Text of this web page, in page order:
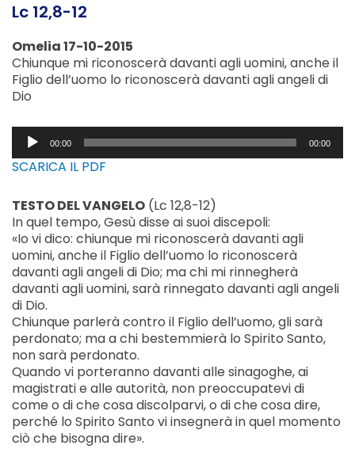
Lc 12,8-12
Omelia 17-10-2015
Chiunque mi riconoscerà davanti agli uomini, anche il
Figlio dell’uomo lo riconoscerà davanti agli angeli di
Dio
Audio
Player00:00 00:00
SCARICA IL PDF
TESTO DEL VANGELO (Lc 12,8-12)
In quel tempo, Gesù disse ai suoi discepoli:
«Io vi dico: chiunque mi riconoscerà davanti agli
uomini, anche il Figlio dell’uomo lo riconoscerà
davanti agli angeli di Dio; ma chi mi rinnegherà
davanti agli uomini, sarà rinnegato davanti agli angeli
di Dio.
Chiunque parlerà contro il Figlio dell’uomo, gli sarà
perdonato; ma a chi bestemmierà lo Spirito Santo,
non sarà perdonato.
Quando vi porteranno davanti alle sinagoghe, ai
magistrati e alle autorità, non preoccupatevi di
come o di che cosa discolparvi, o di che cosa dire,
perché lo Spirito Santo vi insegnerà in quel momento
ciò che bisogna dire».